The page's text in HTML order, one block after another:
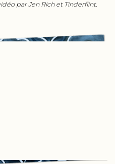
par Jen Rich et Tinderflint.